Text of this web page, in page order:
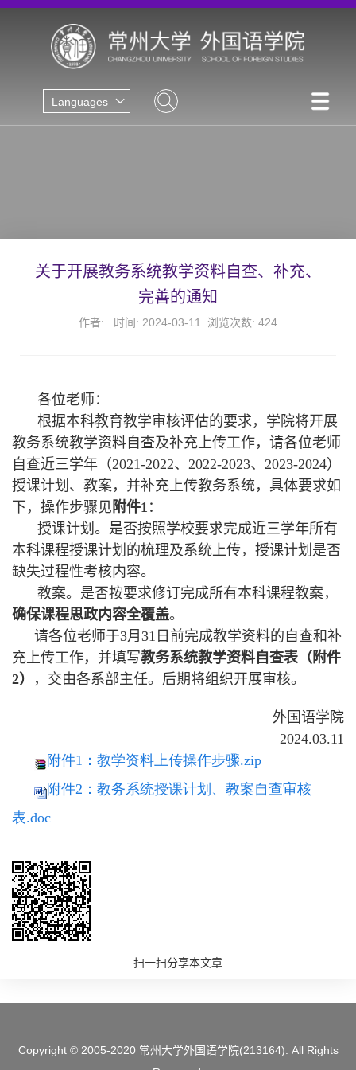
Languages
关于开展教务系统教学资料自查、补充、
完善的通知
作者: 时间: 2024-03-11 浏览次数: 424
各位老师 ：
根据本科教育教学审核评估的要求，学院将开展
教务系统教学资料自查及补充上传工作，请各位老师
自查近三学年 （2021-2022、 2022-2023、 2023-2024）
授课计划、教案 ，并补充上传教务系统，具体要求如
下，操作步骤见 附件1 ：
授课计划。是否按照学校要求完成近三学年所有
本科课程授课计划的梳理及系统上传，授课计划是否
缺失过程性考核内容。
教案。是否按要求修订完成所有本科课程教案，
确保课程思政内容全覆盖。
请各位老师于3月 31 日前完成教学资料的自查和补
充上传工作， 并填写教务系统教学资料自查表（附件
2） ，交由各系部主任。后期将组织开展审核。
外国语学院
2024.03.11
附件1：教学资料上传操作步骤.zip
附件2：教务系统授课计划、教案自查审核
表.doc
扫一扫分享本文章
Copyright © 2005-2020 常州大学外国语学院(213164). All Rights